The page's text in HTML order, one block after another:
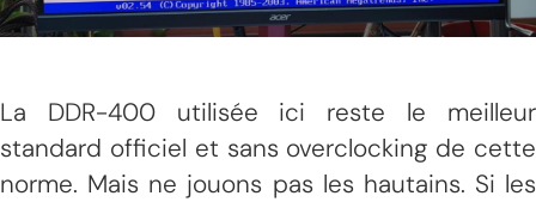
La DDR-400 utilisée ici reste le meilleur
standard officiel et sans overclocking de cette
norme. Mais ne jouons pas les hautains. Si les